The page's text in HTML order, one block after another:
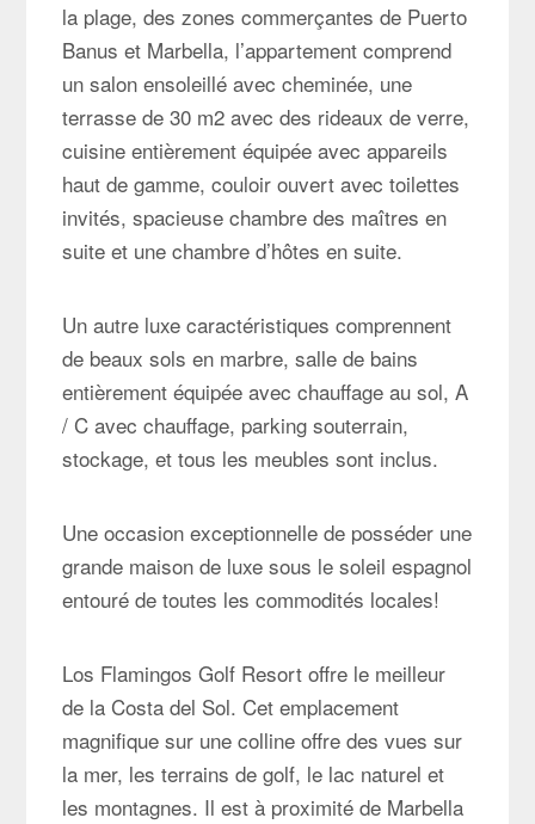
la plage, des zones commerçantes de Puerto
Banus et Marbella, l’appartement comprend
un salon ensoleillé avec cheminée, une
terrasse de 30 m2 avec des rideaux de verre,
cuisine entièrement équipée avec appareils
haut de gamme, couloir ouvert avec toilettes
invités, spacieuse chambre des maîtres en
suite et une chambre d’hôtes en suite.
Un autre luxe caractéristiques comprennent
de beaux sols en marbre, salle de bains
entièrement équipée avec chauffage au sol, A
/ C avec chauffage, parking souterrain,
stockage, et tous les meubles sont inclus.
Une occasion exceptionnelle de posséder une
grande maison de luxe sous le soleil espagnol
entouré de toutes les commodités locales!
Los Flamingos Golf Resort offre le meilleur
de la Costa del Sol. Cet emplacement
magnifique sur une colline offre des vues sur
la mer, les terrains de golf, le lac naturel et
les montagnes. Il est à proximité de Marbella